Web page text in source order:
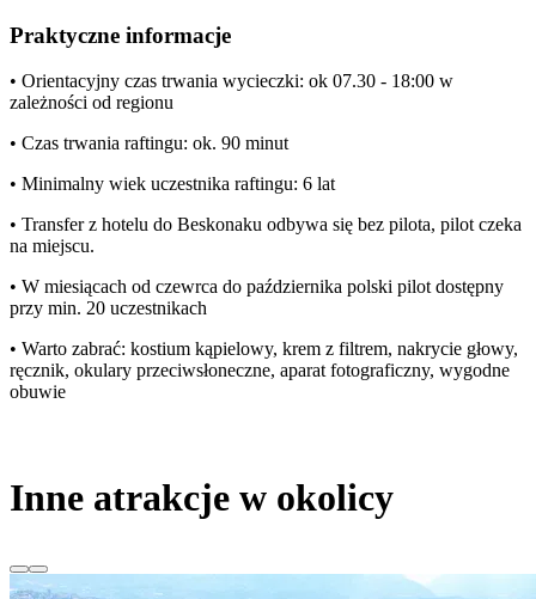
Praktyczne informacje
• Orientacyjny czas trwania wycieczki: ok 07.30 - 18:00 w
zależności od regionu
• Czas trwania raftingu: ok. 90 minut
• Minimalny wiek uczestnika raftingu: 6 lat
• Transfer z hotelu do Beskonaku odbywa się bez pilota, pilot czeka
na miejscu.
• W miesiącach od czewrca do października polski pilot dostępny
przy min. 20 uczestnikach
• Warto zabrać: kostium kąpielowy, krem z filtrem, nakrycie głowy,
ręcznik, okulary przeciwsłoneczne, aparat fotograficzny, wygodne
obuwie
Inne atrakcje w okolicy